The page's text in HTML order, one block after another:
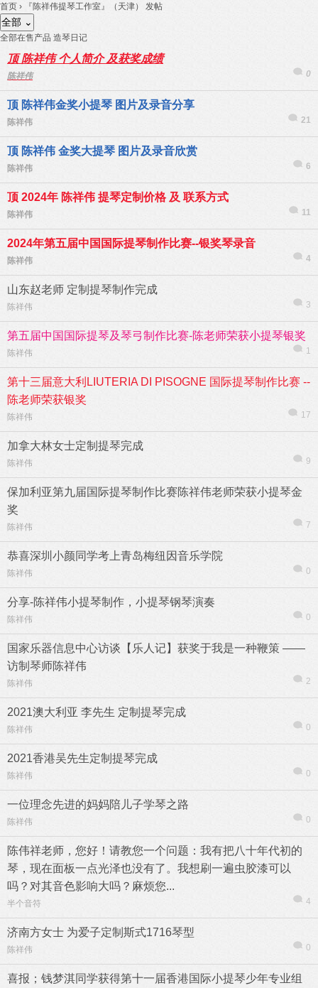
首页 › 『陈祥伟提琴工作室』（天津） 发帖
全部 ⌄
全部在售产品 造琴日记
顶陈祥伟 个人简介 及获奖成绩
陈祥伟 0
顶 陈祥伟金奖小提琴 图片及录音分享
陈祥伟 21
顶 陈祥伟 金奖大提琴 图片及录音欣赏
陈祥伟 6
顶 2024年 陈祥伟 提琴定制价格 及 联系方式
陈祥伟 11
2024年第五届中国国际提琴制作比赛--银奖琴录音
陈祥伟 4
山东赵老师 定制提琴制作完成
陈祥伟 3
第五届中国国际提琴及琴弓制作比赛-陈老师荣获小提琴银奖
陈祥伟 1
第十三届意大利LIUTERIA DI PISOGNE 国际提琴制作比赛 --
陈老师荣获银奖
陈祥伟 17
加拿大林女士定制提琴完成
陈祥伟 9
保加利亚第九届国际提琴制作比赛陈祥伟老师荣获小提琴金
奖
陈祥伟 7
恭喜深圳小颜同学考上青岛梅纽因音乐学院
陈祥伟 0
分享-陈祥伟小提琴制作，小提琴钢琴演奏
陈祥伟 0
国家乐器信息中心访谈【乐人记】获奖于我是一种鞭策 ——
访制琴师陈祥伟
陈祥伟 2
2021澳大利亚 李先生 定制提琴完成
陈祥伟 0
2021香港吴先生定制提琴完成
陈祥伟 0
一位理念先进的妈妈陪儿子学琴之路
陈祥伟 0
陈伟祥老师，您好！请教您一个问题：我有把八十年代初的
琴，现在面板一点光泽也没有了。我想刷一遍虫胶漆可以
吗？对其音色影响大吗？麻烦您...
半个音符 4
济南方女士 为爱子定制斯式1716琴型
陈祥伟 0
喜报；钱梦淇同学获得第十一届香港国际小提琴少年专业组